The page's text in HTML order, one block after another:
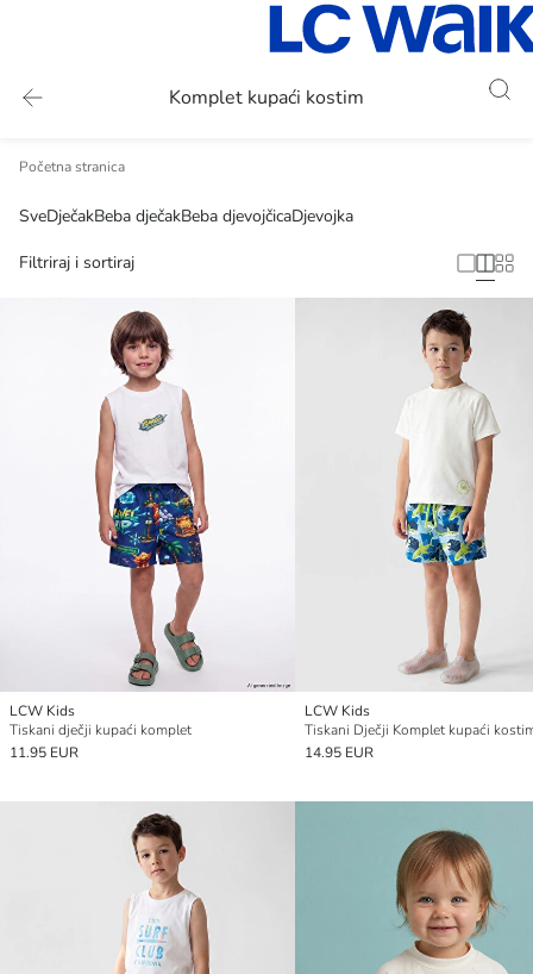
Komplet kupaći kostim
Početna stranica
SveDječakBeba dječakBeba djevojčicaDjevojka
Filtriraj i sortiraj
LCW Kids
Tiskani dječji kupaći komplet
11.95 EUR
LCW Kids
Tiskani Dječji Komplet kupaći
14.95 EUR